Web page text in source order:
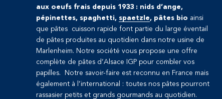
aux oeufs frais depuis 1933 : nids d’ange,
pépinettes, spaghetti, spaetzle, pâtes bio ainsi
que pâtes cuisson rapide font partie du large éventail
de pâtes produites au quotidien dans notre usine de
Marlenheim. Notre société vous propose une offre
complète de pâtes d’Alsace IGP pour combler vos
papilles. Notre savoir-faire est reconnu en France mais
également à l’international : toutes nos pâtes pourront
rassasier petits et grands gourmands au quotidien.